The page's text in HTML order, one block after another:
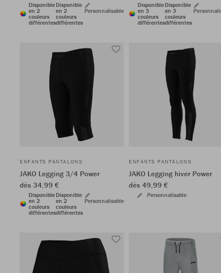
Disponible
en 2
couleurs
différentes
Disponible
en 2
couleurs
différentes
Personnalisable
Disponible
en 3
couleurs
différentes
Disponible
en 3
couleurs
différentes
ENFANTS PANTALONS
JAKO Legging 3/4 Power
dès 34,99 €
Disponible
en 2
couleurs
différentes
Disponible
en 2
couleurs
différentes
Personnalisable
ENFANTS PANTALONS
JAKO Legging hiver Power
dès 49,99 €
Personnalisable